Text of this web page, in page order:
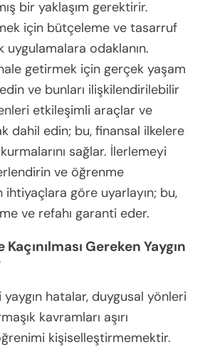
bir yaklaşım gerektirir.
için bütçeleme ve tasarruf
odaklanın.
getirmek için gerçek yaşam
ve bunları ilişkilendirilebilir
etkileşimli araçlar ve
dahil edin; bu, finansal ilkelere
sağlar. İlerlemeyi
ve öğrenme
göre uyarlayın; bu,
ve refahı garanti eder.
Gereken Yaygın
hatalar, duygusal yönleri
kavramları aşırı
kişiselleştirmemektir.